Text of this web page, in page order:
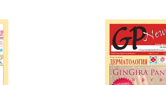
медицински специалист